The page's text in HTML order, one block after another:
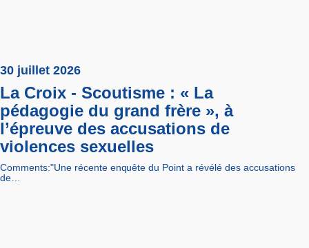
30 juillet 2026
La Croix - Scoutisme : « La
pédagogie du grand frère », à
l’épreuve des accusations de
violences sexuelles
Comments:"Une récente enquête du Point a révélé des accusations
de…